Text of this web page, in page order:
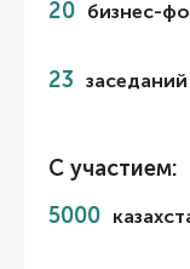
20 бизнес-
23
С участием:
5000